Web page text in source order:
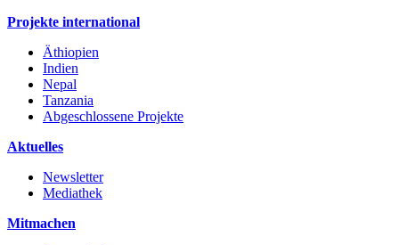
Projekte international
Äthiopien
Indien
Nepal
Tanzania
Abgeschlossene Projekte
Aktuelles
Newsletter
Mediathek
Mitmachen